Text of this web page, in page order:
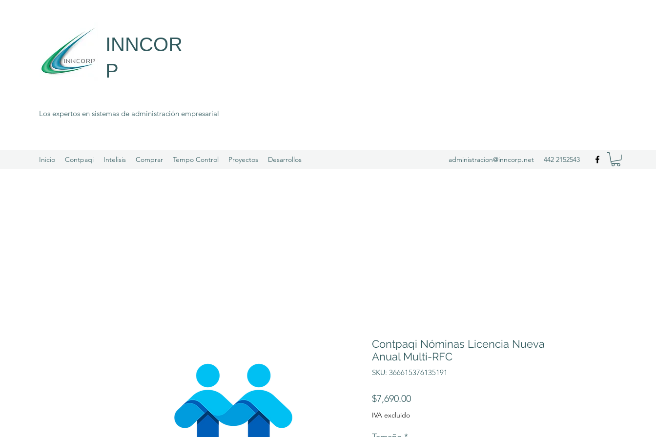
INNCOR
P
Los expertos en sistemas de administración empresarial
Inicio Contpaqi Intelisis Comprar Tempo Control Proyectos Desarrollos administracion@inncorp.net 442 2152543
Contpaqi Nóminas Licencia Nueva
Anual Multi-RFC
SKU: 366615376135191
$7,690.00Precio
IVA excluido